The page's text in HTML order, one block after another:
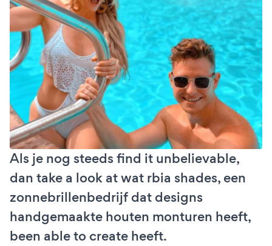
Als je nog steeds find it unbelievable,
dan take a look at wat rbia shades, een
zonnebrillenbedrijf dat designs
handgemaakte houten monturen heeft,
been able to create heeft.